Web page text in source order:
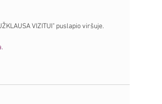
VIZITUI" puslapio viršuje.